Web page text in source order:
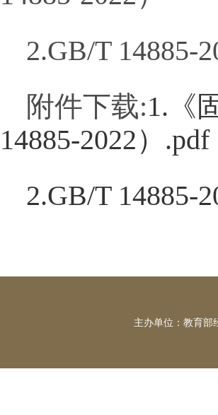
2.GB/T 14885-
附件下载:1.《
14885-2022）.pdf
2.GB/T 14885-
主办单位：教育部